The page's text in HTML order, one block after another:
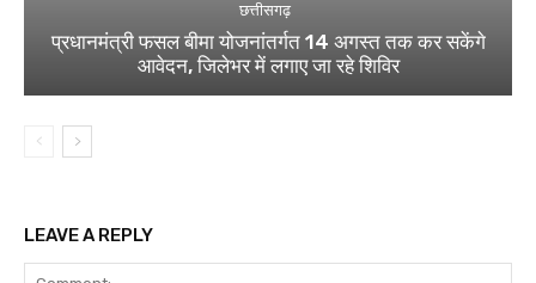
छत्तीसगढ़
प्रधानमंत्री फसल बीमा योजनांतर्गत 14 अगस्त तक कर सकेंगे
आवेदन, जिलेभर में लगाए जा रहे शिविर
LEAVE A REPLY